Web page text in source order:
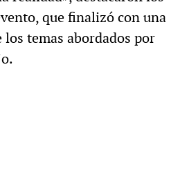
que finalizó con una
los temas abordados por